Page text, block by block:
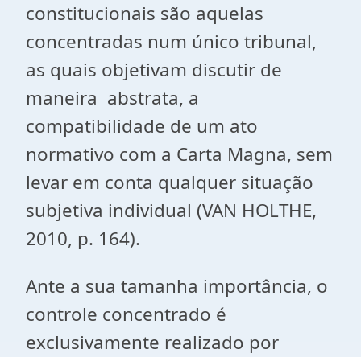
constitucionais são aquelas
concentradas num único tribunal,
as quais objetivam discutir de
maneira abstrata, a
compatibilidade de um ato
normativo com a Carta Magna, sem
levar em conta qualquer situação
subjetiva individual (VAN HOLTHE,
2010, p. 164).
Ante a sua tamanha importância, o
controle concentrado é
exclusivamente realizado por